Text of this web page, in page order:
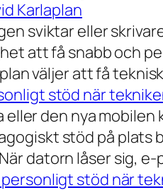
Karlaplan
sviktar eller
att få snabb och
väljer att få
stöd när
den nya
stöd på
datorn låser sig,
stöd när